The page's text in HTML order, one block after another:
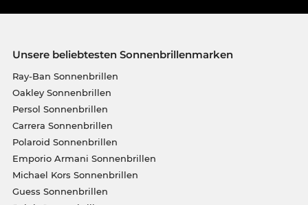
Unsere beliebtesten Sonnenbrillenmarken
Ray-Ban Sonnenbrillen
Oakley Sonnenbrillen
Persol Sonnenbrillen
Carrera Sonnenbrillen
Polaroid Sonnenbrillen
Emporio Armani Sonnenbrillen
Michael Kors Sonnenbrillen
Guess Sonnenbrillen